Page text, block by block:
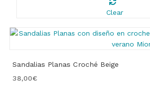
Clear
Sandalias Planas Croché Beige
38,00€